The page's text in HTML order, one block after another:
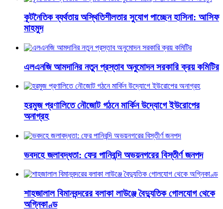
কূটনৈতিক ব্যর্থতায় অস্থিতিশীলতার সুযোগ পাচ্ছেন হাসিনা: আসিফ
মাহমুদ
এলএনজি আমদানির নতুন প্রস্তাব অনুমোদন সরকারি ক্রয় কমিটির
হরমুজ প্রণালিতে নৌজোট গঠনে মার্কিন উদ্যোগে ইউরোপের
অনাগ্রহ
ভবদহে জলাবদ্ধতা: ফের পানিবন্দি অভয়নগরের বিস্তীর্ণ জনপদ
শাহজালাল বিমানবন্দরের বলাকা লাউঞ্জে বৈদ্যুতিক গোলযোগ থেকে
অগ্নিকাণ্ড